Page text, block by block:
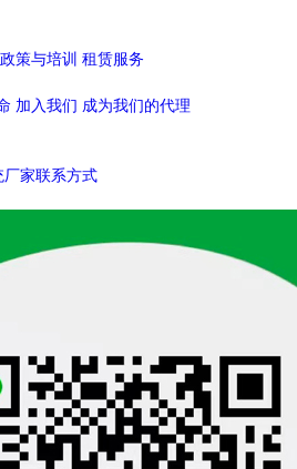
策与培训 租赁服务
加入我们 成为我们的代理